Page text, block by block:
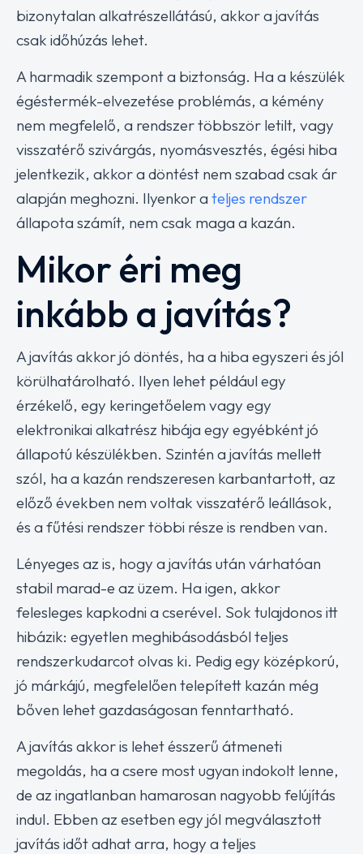
bizonytalan alkatrészellátású, akkor a javítás
csak időhúzás lehet.
A harmadik szempont a biztonság. Ha a készülék
égéstermék-elvezetése problémás, a kémény
nem megfelelő, a rendszer többször letilt, vagy
visszatérő szivárgás, nyomásvesztés, égési hiba
jelentkezik, akkor a döntést nem szabad csak ár
alapján meghozni. Ilyenkor a teljes rendszer
állapota számít, nem csak maga a kazán.
Mikor éri meg
inkább a javítás?
A javítás akkor jó döntés, ha a hiba egyszeri és jól
körülhatárolható. Ilyen lehet például egy
érzékelő, egy keringetőelem vagy egy
elektronikai alkatrész hibája egy egyébként jó
állapotú készülékben. Szintén a javítás mellett
szól, ha a kazán rendszeresen karbantartott, az
előző években nem voltak visszatérő leállások,
és a fűtési rendszer többi része is rendben van.
Lényeges az is, hogy a javítás után várhatóan
stabil marad-e az üzem. Ha igen, akkor
felesleges kapkodni a cserével. Sok tulajdonos itt
hibázik: egyetlen meghibásodásból teljes
rendszerkudarcot olvas ki. Pedig egy középkorú,
jó márkájú, megfelelően telepített kazán még
bőven lehet gazdaságosan fenntartható.
A javítás akkor is lehet ésszerű átmeneti
megoldás, ha a csere most ugyan indokolt lenne,
de az ingatlanban hamarosan nagyobb felújítás
indul. Ebben az esetben egy jól megválasztott
javítás időt adhat arra, hogy a teljes